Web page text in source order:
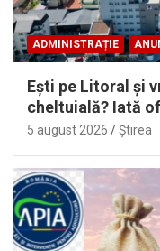
ADMINISTRAȚIE
Eşti pe Litoral şi
cheltuială? Iată
5 august 2026 Ştirea